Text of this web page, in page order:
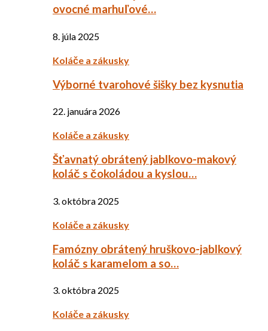
ovocné marhuľové…
8. júla 2025
Koláče a zákusky
Výborné tvarohové šišky bez kysnutia
22. januára 2026
Koláče a zákusky
Šťavnatý obrátený jablkovo-makový
koláč s čokoládou a kyslou…
3. októbra 2025
Koláče a zákusky
Famózny obrátený hruškovo-jablkový
koláč s karamelom a so…
3. októbra 2025
Koláče a zákusky